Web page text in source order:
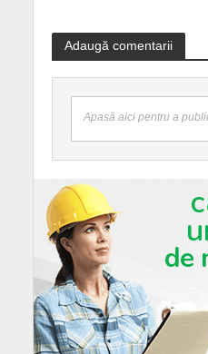
Adaugă comentarii
Apasă aici pentru a